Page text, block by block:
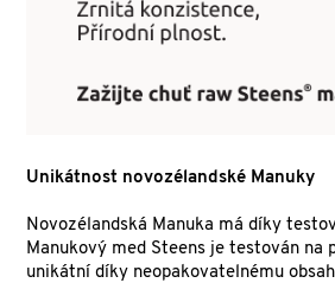
Unikátnost novozélandské Manuky
Novozélandská Manuka má díky
Manukový med Steens je testován
unikátní díky neopakovatelnému